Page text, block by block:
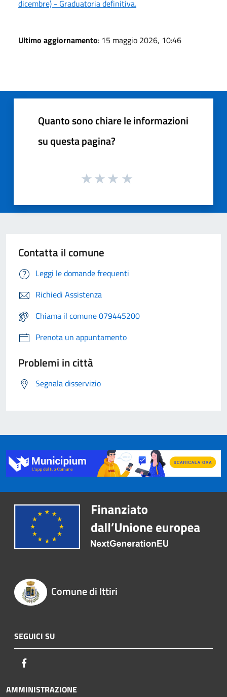
dicembre) - Graduatoria definitiva.
Ultimo aggiornamento: 15 maggio 2026, 10:46
Quanto sono chiare le informazioni
su questa pagina?
Contatta il comune
Leggi le domande frequenti
Richiedi Assistenza
Chiama il comune 079445200
Prenota un appuntamento
Problemi in città
Segnala disservizio
Comune di Ittiri
SEGUICI SU
AMMINISTRAZIONE